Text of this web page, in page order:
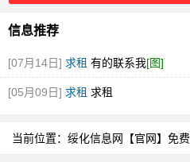
信息推荐
[07月14日] 求租 有的联系我[图]
[05月09日] 求租 求租
当前位置： 绥化信息网【官网】免